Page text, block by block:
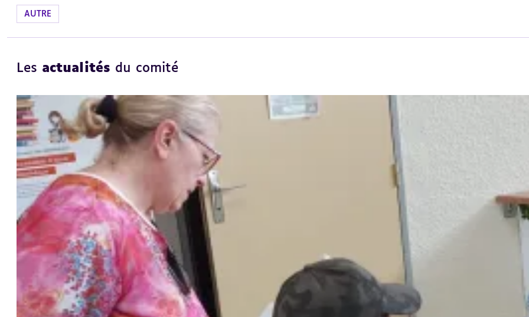
AUTRE
Les actualités du comité